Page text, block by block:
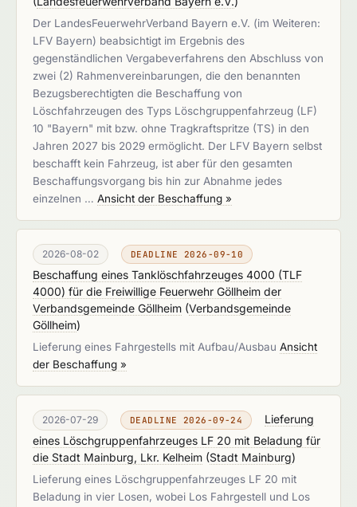
Der LandesFeuerwehrVerband Bayern e.V. (im Weiteren:
LFV Bayern) beabsichtigt im Ergebnis des
gegenständlichen Vergabeverfahrens den Abschluss von
zwei (2) Rahmenvereinbarungen, die den benannten
Bezugsberechtigten die Beschaffung von
Löschfahrzeugen des Typs Löschgruppenfahrzeug (LF)
10 "Bayern" mit bzw. ohne Tragkraftspritze (TS) in den
Jahren 2027 bis 2029 ermöglicht. Der LFV Bayern selbst
beschafft kein Fahrzeug, ist aber für den gesamten
Beschaffungsvorgang bis hin zur Abnahme jedes
einzelnen … Ansicht der Beschaffung »
2026-08-02 DEADLINE 2026-09-10
Beschaffung eines Tanklöschfahrzeuges 4000 (TLF
4000) für die Freiwillige Feuerwehr Göllheim der
Verbandsgemeinde Göllheim (Verbandsgemeinde
Göllheim)
Lieferung eines Fahrgestells mit Aufbau/Ausbau Ansicht
der Beschaffung »
2026-07-29 DEADLINE 2026-09-24
Lieferung
eines Löschgruppenfahrzeuges LF 20 mit Beladung für
die Stadt Mainburg, Lkr. Kelheim (Stadt Mainburg)
Lieferung eines Löschgruppenfahrzeuges LF 20 mit
Beladung in vier Losen, wobei Los Fahrgestell und Los